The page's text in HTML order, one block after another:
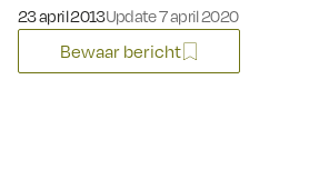
Gepubliceerd op:
23 april 2013Update 7 april 2020
Bewaar bericht